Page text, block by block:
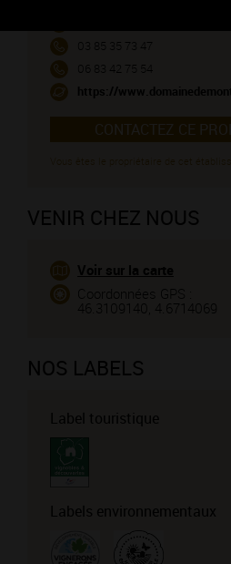
03 85 35 73 47
06 83 42 75 54
https://
CONTACTEZ CE
VENIR CHEZ NOUS
Voir sur la carte
Coordonnées GPS :
46.3109140, 4.6714069
NOS LABELS
Label touristique
Labels environnementaux